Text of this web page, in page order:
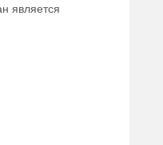
является